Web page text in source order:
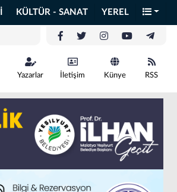
KÜLTÜR - SANAT YEREL
Yazarlar İletişim Künye RSS